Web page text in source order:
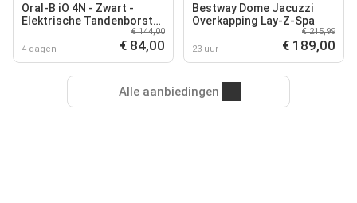
Oral-B iO 4N - Zwart -
Elektrische Tandenborstel
- Ontworpen Door Braun
4 dagen
€ 144,00
€ 84,00
Bestway Dome Jacuzzi
Overkapping Lay-Z-Spa
23 uur
€ 215,99
€ 189,00
Alle aanbiedingen